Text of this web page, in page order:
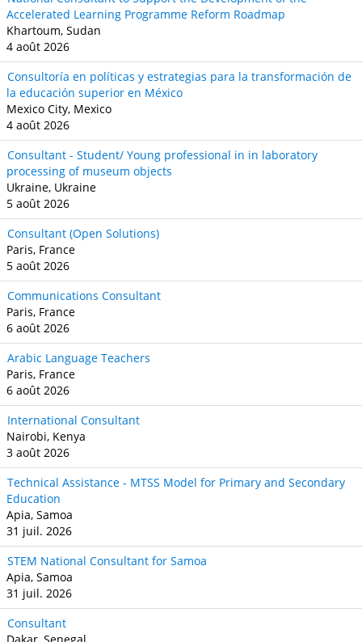
Accelerated Learning Programme Reform Roadmap
Khartoum, Sudan
4 août 2026
Consultoría en políticas y estrategias para la transformación de
la educación superior en México
Mexico City, Mexico
4 août 2026
Consultant - Student/ Young professional in in laboratory
processing of museum objects
Ukraine, Ukraine
5 août 2026
Consultant (Open Solutions)
Paris, France
5 août 2026
Communications Consultant
Paris, France
6 août 2026
Arabic Language Teachers
Paris, France
6 août 2026
International Consultant
Nairobi, Kenya
3 août 2026
Technical Assistance - MTSS Model for Primary and Secondary
Education
Apia, Samoa
31 juil. 2026
STEM National Consultant for Samoa
Apia, Samoa
31 juil. 2026
Consultant